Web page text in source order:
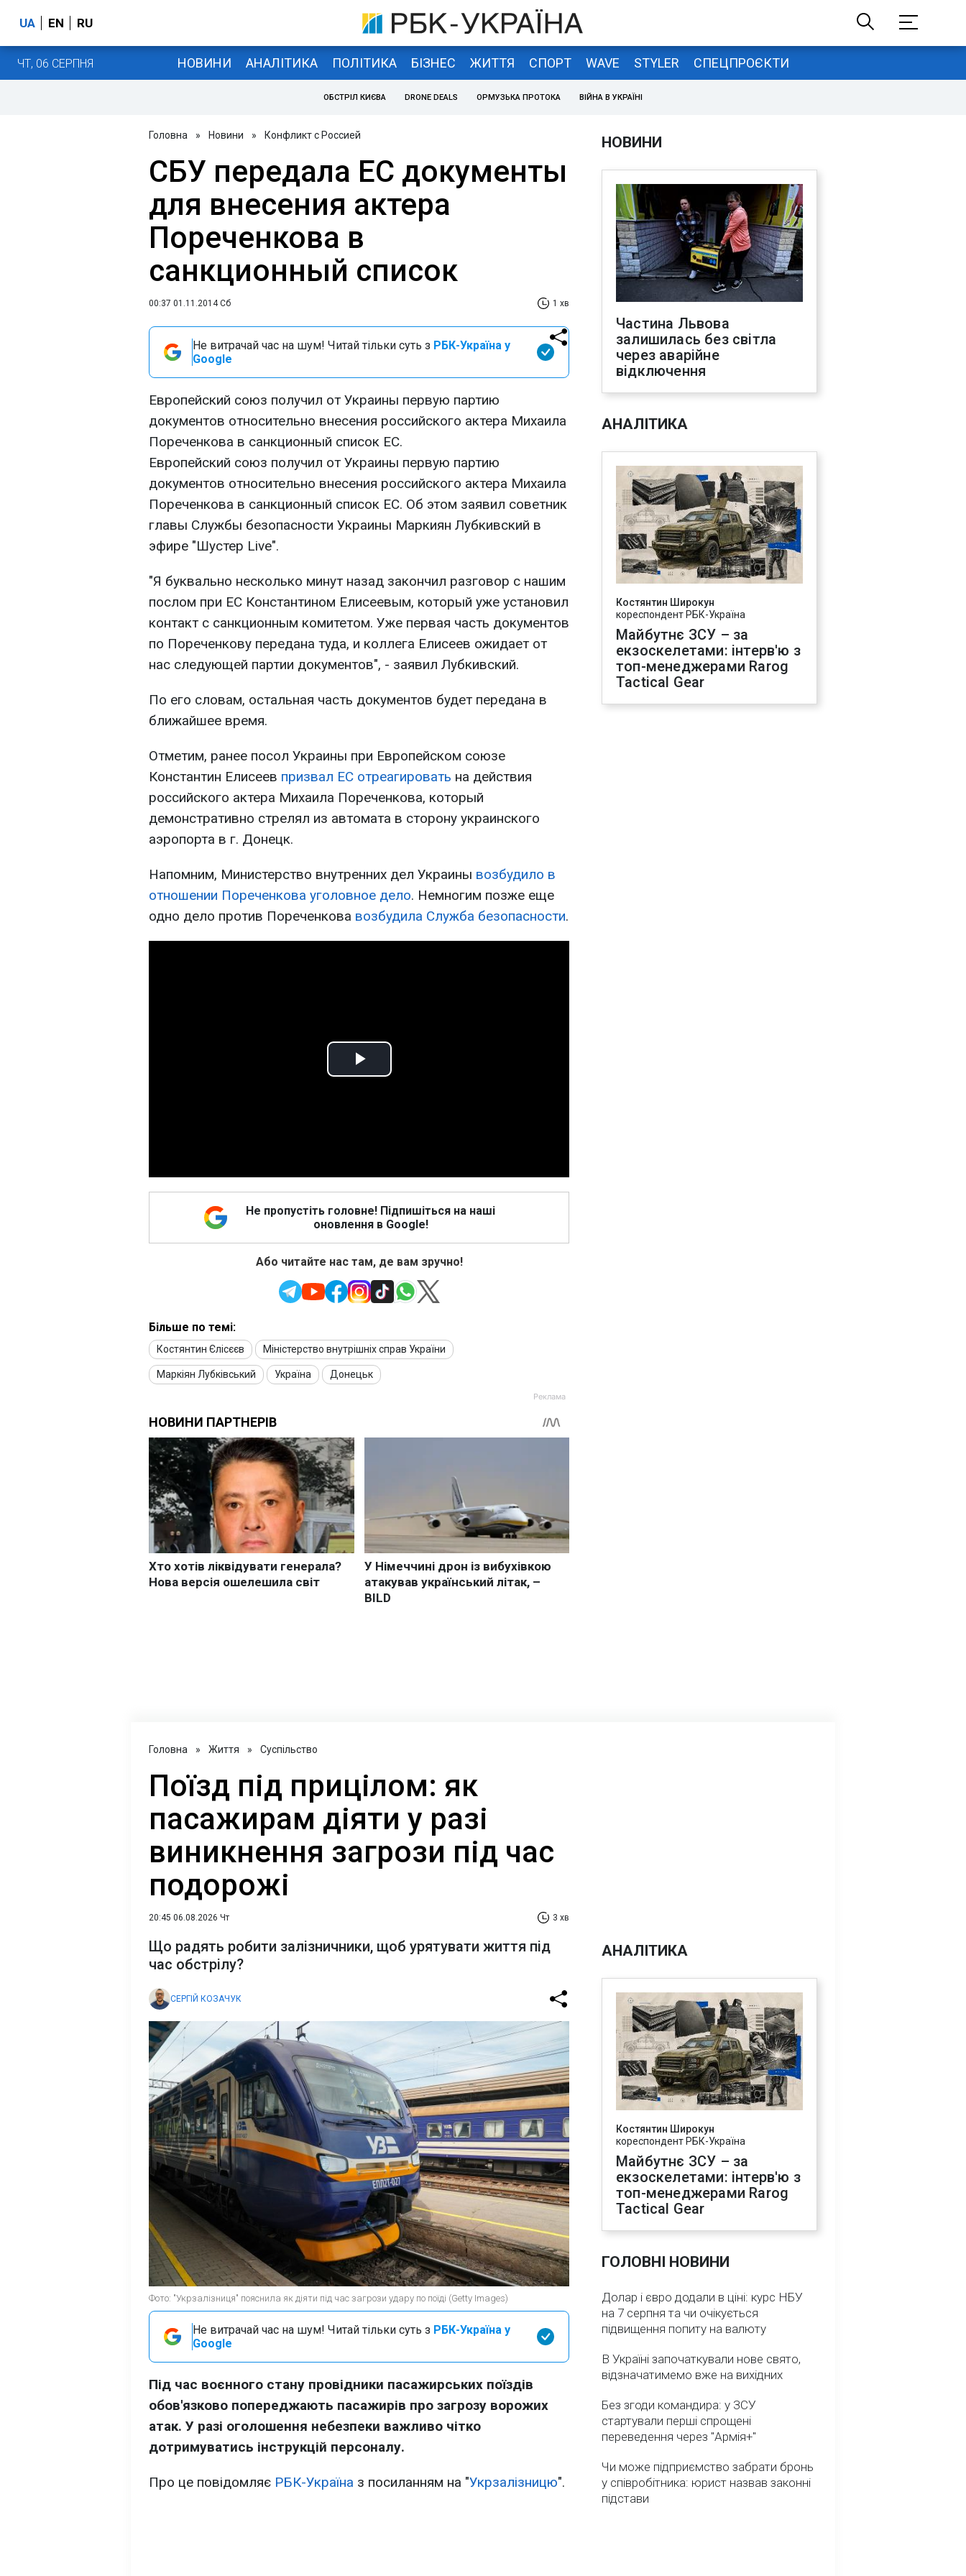
UA EN RU
ЧТ, 06 СЕРПНЯ НОВИНИ АНАЛІТИКА ПОЛІТИКА БІЗНЕС ЖИТТЯ СПОРТ WAVE STYLER СПЕЦПРОЄКТИ
ОБСТРІЛ КИЄВА DRONE DEALS ОРМУЗЬКА ПРОТОКА ВІЙНА В УКРАЇНІ
Головна » Новини » Конфликт с Россией
СБУ передала ЕС документы
для внесения актера
Пореченкова в
санкционный список
00:37 01.11.2014 Сб 1 хв
Не витрачай час на шум! Читай тільки суть з РБК-Україна у
Google
Европейский союз получил от Украины первую партию
документов относительно внесения российского актера Михаила
Пореченкова в санкционный список ЕС.
Европейский союз получил от Украины первую партию
документов относительно внесения российского актера Михаила
Пореченкова в санкционный список ЕС. Об этом заявил советник
главы Службы безопасности Украины Маркиян Лубкивский в
эфире "Шустер Live".
"Я буквально несколько минут назад закончил разговор с нашим
послом при ЕС Константином Елисеевым, который уже установил
контакт с санкционным комитетом. Уже первая часть документов
по Пореченкову передана туда, и коллега Елисеев ожидает от
нас следующей партии документов", - заявил Лубкивский.
По его словам, остальная часть документов будет передана в
ближайшее время.
Отметим, ранее посол Украины при Европейском союзе
Константин Елисеев призвал ЕС отреагировать на действия
российского актера Михаила Пореченкова, который
демонстративно стрелял из автомата в сторону украинского
аэропорта в г. Донецк.
Напомним, Министерство внутренних дел Украины возбудило в
отношении Пореченкова уголовное дело. Немногим позже еще
одно дело против Пореченкова возбудила Служба безопасности.
Play
Не пропустіть головне! Підпишіться на наші
оновлення в Google!
Або читайте нас там, де вам зручно!
Більше по темі:
Костянтин Єлісєєв Міністерство внутрішніх справ України
Маркіян Лубківський Україна Донецьк
НОВИНИ
Частина Львова
залишилась без світла
через аварійне
відключення
АНАЛІТИКА
Костянтин Широкун
кореспондент РБК-Україна
Майбутнє ЗСУ – за
екзоскелетами: інтерв'ю з
топ-менеджерами Rarog
Tactical Gear
Головна » Життя » Суспільство
Поїзд під прицілом: як
пасажирам діяти у разі
виникнення загрози під час
подорожі
20:45 06.08.2026 Чт 3 хв
Що радять робити залізничники, щоб урятувати життя під
час обстрілу?
СЕРГІЙ КОЗАЧУК
Фото: "Укрзалізниця" пояснила як діяти під час загрози удару по поїді (Getty Images)
Не витрачай час на шум! Читай тільки суть з РБК-Україна у
Google
Під час воєнного стану провідники пасажирських поїздів
обов'язково попереджають пасажирів про загрозу ворожих
атак. У разі оголошення небезпеки важливо чітко
дотримуватись інструкцій персоналу.
Про це повідомляє РБК-Україна з посиланням на "Укрзалізницю".
АНАЛІТИКА
Костянтин Широкун
кореспондент РБК-Україна
Майбутнє ЗСУ – за
екзоскелетами: інтерв'ю з
топ-менеджерами Rarog
Tactical Gear
ГОЛОВНІ НОВИНИ
Долар і євро додали в ціні: курс НБУ
на 7 серпня та чи очікується
підвищення попиту на валюту
В Україні започаткували нове свято,
відзначатимемо вже на вихідних
Без згоди командира: у ЗСУ
стартували перші спрощені
переведення через "Армія+"
Чи може підприємство забрати бронь
у співробітника: юрист назвав законні
підстави